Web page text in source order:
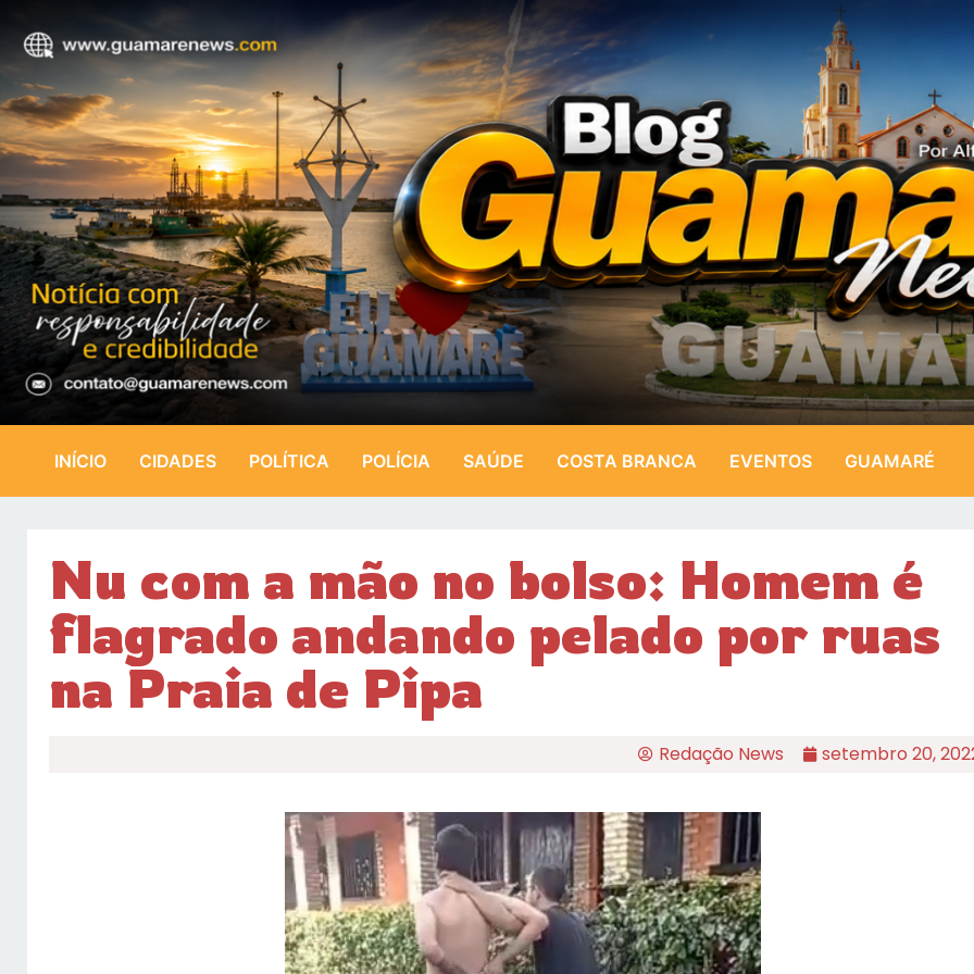
INÍCIO CIDADES POLÍTICA POLÍCIA SAÚDE COSTA BRANCA EVENTOS GUAMARÉ
Nu com a mão no bolso: Homem é
flagrado andando pelado por ruas
na Praia de Pipa
Redação News setembro 20,